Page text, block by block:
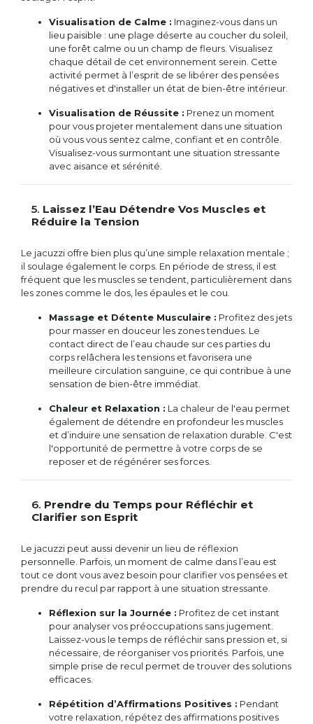
Visualisation de Calme : Imaginez-vous dans un
lieu paisible : une plage déserte au coucher du soleil,
une forêt calme ou un champ de fleurs. Visualisez
chaque détail de cet environnement serein. Cette
activité permet à l’esprit de se libérer des pensées
négatives et d'installer un état de bien-être intérieur.
Visualisation de Réussite : Prenez un moment
pour vous projeter mentalement dans une situation
où vous vous sentez calme, confiant et en contrôle.
Visualisez-vous surmontant une situation stressante
avec aisance et sérénité.
5. Laissez l’Eau Détendre Vos Muscles et
Réduire la Tension
Le jacuzzi offre bien plus qu’une simple relaxation mentale ;
il soulage également le corps. En période de stress, il est
fréquent que les muscles se tendent, particulièrement dans
les zones comme le dos, les épaules et le cou.
Massage et Détente Musculaire : Profitez des jets
pour masser en douceur les zones tendues. Le
contact direct de l’eau chaude sur ces parties du
corps relâchera les tensions et favorisera une
meilleure circulation sanguine, ce qui contribue à une
sensation de bien-être immédiat.
Chaleur et Relaxation : La chaleur de l'eau permet
également de détendre en profondeur les muscles
et d’induire une sensation de relaxation durable. C'est
l'opportunité de permettre à votre corps de se
reposer et de régénérer ses forces.
6. Prendre du Temps pour Réfléchir et
Clarifier son Esprit
Le jacuzzi peut aussi devenir un lieu de réflexion
personnelle. Parfois, un moment de calme dans l’eau est
tout ce dont vous avez besoin pour clarifier vos pensées et
prendre du recul par rapport à une situation stressante.
Réflexion sur la Journée : Profitez de cet instant
pour analyser vos préoccupations sans jugement.
Laissez-vous le temps de réfléchir sans pression et, si
nécessaire, de réorganiser vos priorités. Parfois, une
simple prise de recul permet de trouver des solutions
efficaces.
Répétition d’Affirmations Positives : Pendant
votre relaxation, répétez des affirmations positives